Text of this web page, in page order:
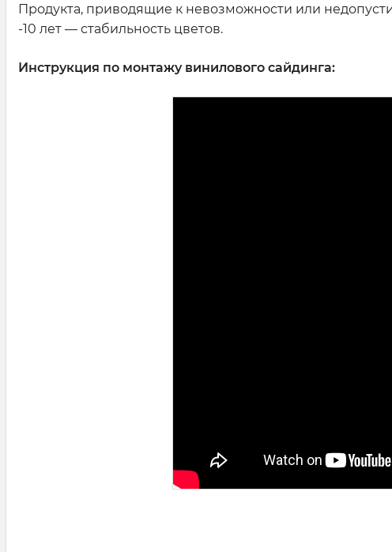
Продукта, приводящие к невозможности или
-10 лет — стабильность цветов.
Инструкция по монтажу винилового сайдинга: